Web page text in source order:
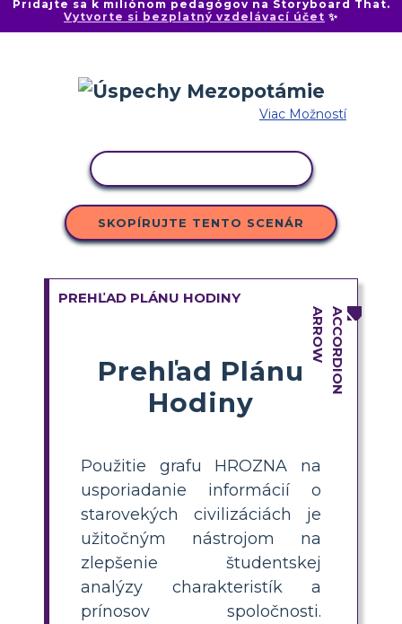
Pridajte sa k miliónom pedagógov na Storyboard That.
Vytvorte si bezplatný vzdelávací účet ✨
Viac Možností
SKOPÍRUJTE TENTO SCENÁR
PREHĽAD PLÁNU HODINY
Prehľad Plánu
Hodiny
Použitie grafu HROZNA na
usporiadanie informácií o
starovekých civilizáciách je
užitočným nástrojom na
zlepšenie študentskej
analýzy charakteristík a
prínosov spoločnosti.